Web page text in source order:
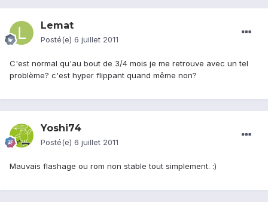
Lemat
Posté(e) 6 juillet 2011
C'est normal qu'au bout de 3/4 mois je me retrouve avec un tel
problème? c'est hyper flippant quand même non?
Yoshi74
Posté(e) 6 juillet 2011
Mauvais flashage ou rom non stable tout simplement. :)